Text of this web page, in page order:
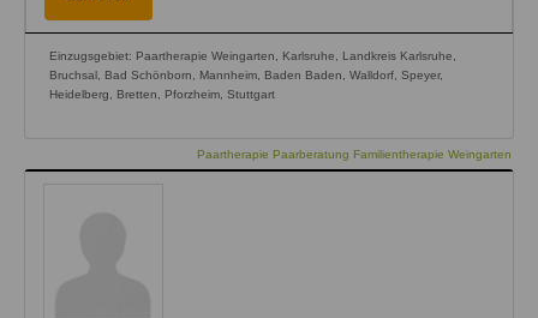
Einzugsgebiet: Paartherapie Weingarten, Karlsruhe, Landkreis Karlsruhe,
Bruchsal, Bad Schönborn, Mannheim, Baden Baden, Walldorf, Speyer,
Heidelberg, Bretten, Pforzheim, Stuttgart
Paartherapie Paarberatung Familientherapie Weingarten